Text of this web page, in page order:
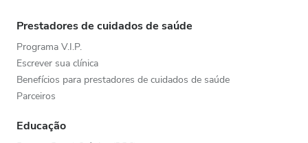
Prestadores de cuidados de saúde
Programa V.I.P.
Escrever sua clínica
Benefícios para prestadores de cuidados de saúde
Parceiros
Educação